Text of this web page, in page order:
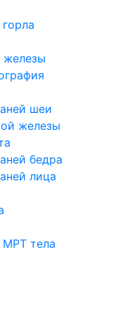
шеи
железы
бедра
лица
тела